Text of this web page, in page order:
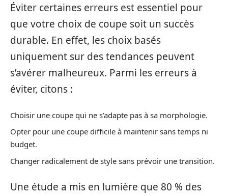
Éviter certaines erreurs est essentiel pour
que votre choix de coupe soit un succès
durable. En effet, les choix basés
uniquement sur des tendances peuvent
s’avérer malheureux. Parmi les erreurs à
éviter, citons :
Choisir une coupe qui ne s’adapte pas à sa morphologie.
Opter pour une coupe difficile à maintenir sans temps ni
budget.
Changer radicalement de style sans prévoir une transition.
Une étude a mis en lumière que 80 % des